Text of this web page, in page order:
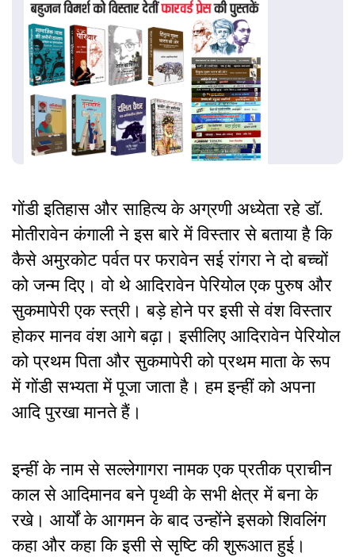
गोंडी इतिहास और साहित्य के अग्रणी अध्येता रहे डॉ.
मोतीरावेन कंगाली ने इस बारे में विस्तार से बताया है कि
कैसे अमुरकोट पर्वत पर फरावेन सई रांगरा ने दो बच्चों
को जन्म दिए। वो थे आदिरावेन पेरियोल एक पुरुष और
सुकमापेरी एक स्त्री। बड़े होने पर इसी से वंश विस्तार
होकर मानव वंश आगे बढ़ा। इसीलिए आदिरावेन पेरियोल
को प्रथम पिता और सुकमापेरी को प्रथम माता के रूप
में गोंडी सभ्यता में पूजा जाता है। हम इन्हीं को अपना
आदि पुरखा मानते हैं।
इन्हीं के नाम से सल्लेगागरा नामक एक प्रतीक प्राचीन
काल से आदिमानव बने पृथ्वी के सभी क्षेत्र में बना के
रखे। आर्यों के आगमन के बाद उन्होंने इसको शिवलिंग
कहा और कहा कि इसी से सृष्टि की शुरूआत हुई।